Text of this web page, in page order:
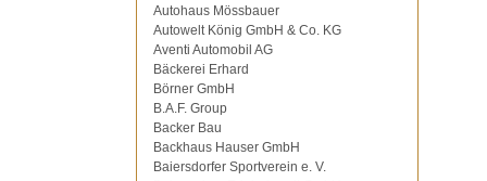
Autohaus Mössbauer
Autowelt König GmbH & Co. KG
Aventi Automobil AG
Bäckerei Erhard
Börner GmbH
B.A.F. Group
Backer Bau
Backhaus Hauser GmbH
Baiersdorfer Sportverein e. V.